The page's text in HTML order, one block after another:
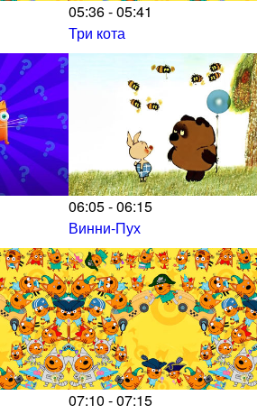
05:36 - 05:41
Три кота
06:05 - 06:15
Винни-Пух
07:10 - 07:15